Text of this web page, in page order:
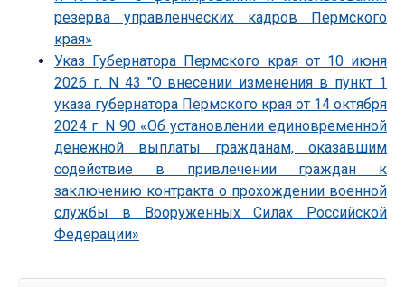
резерва управленческих кадров Пермского
края»
Указ Губернатора Пермского края от 10 июня
2026 г. N 43 "О внесении изменения в пункт 1
указа губернатора Пермского края от 14 октября
2024 г. N 90 «Об установлении единовременной
денежной выплаты гражданам, оказавшим
содействие в привлечении граждан к
заключению контракта о прохождении военной
службы в Вооруженных Силах Российской
Федерации»